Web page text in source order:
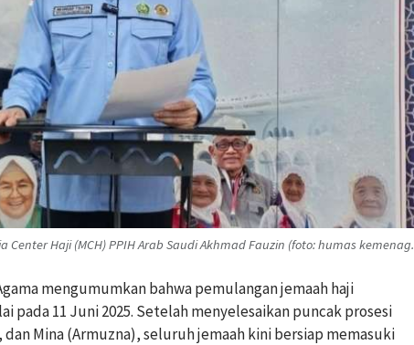
Center Haji (MCH) PPIH Arab Saudi Akhmad Fauzin (foto: humas kemenag.
mengumumkan bahwa pemulangan jemaah haji
pada 11 Juni 2025. Setelah menyelesaikan puncak prosesi
Mina (Armuzna), seluruh jemaah kini bersiap memasuki